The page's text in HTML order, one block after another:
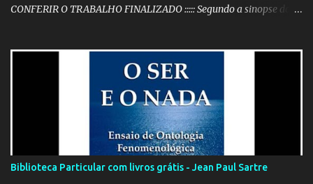
CONFERIR O TRABALHO FINALIZADO ::::: Segundo a sinopse do
pequenos e grandes personagens". Documentário brasileiro
lançado em 1999, o filme mostra como os grandes acontecimentos
são repletos de inúmeras histórias menores (mas não menos
importantes) que passam despercebidas na maioria das vezes.
Sem dúvida alguma, este é um dos filmes mais poéticos da
produção brasileira. A beleza está na combinação das imagens,
nos curtos e certeiros textos e, principalmente, na música. Clique
aqui para conferir o vídeo e a história do Alfaiate Voador, citado
Biblioteca Particular com livros grátis - Jean Paul Sartre